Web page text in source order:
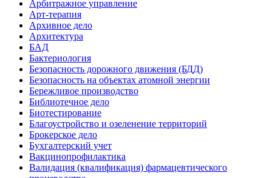
Арбитражное управление
Арт-терапия
Архивное дело
Архитектура
БАД
Бактериология
Безопасность дорожного движения (БДД)
Безопасность на объектах атомной энергии
Бережливое производство
Библиотечное дело
Биотестирование
Благоустройство и озеленение территорий
Брокерское дело
Бухгалтерский учет
Вакцинопрофилактика
Валидация (квалификация) фармацевтического